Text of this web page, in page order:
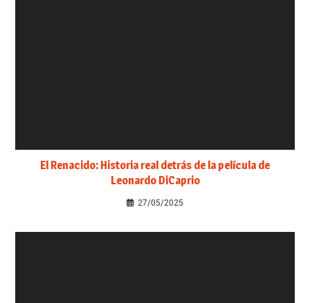
El Renacido: Historia real detrás de la película de
Leonardo DiCaprio
27/05/2025